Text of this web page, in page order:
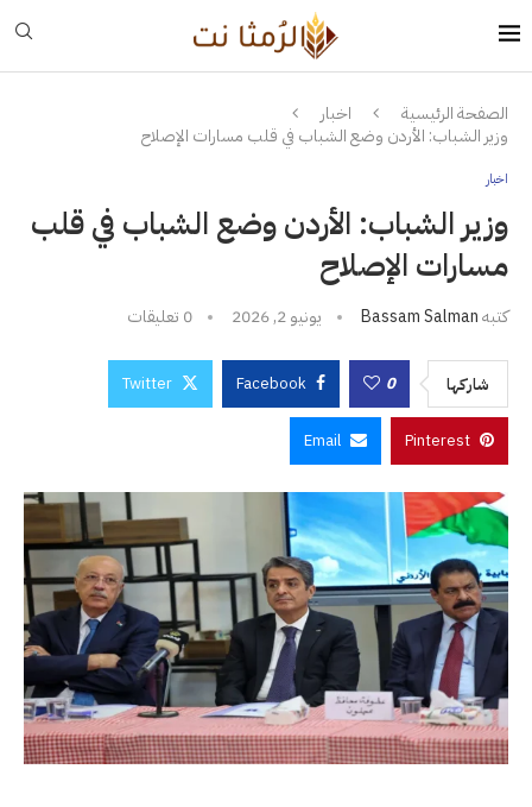
الصفحة الرئيسية
اخبار
وزير الشباب: الأردن وضع الشباب في قلب مسارات الإصلاح
اخبار
وزير الشباب: الأردن وضع الشباب في قلب
مسارات الإصلاح
كتبهBassam Salman يونيو 2, 2026 0 تعليقات
شاركها 0
Facebook
Twitter
Pinterest
Email